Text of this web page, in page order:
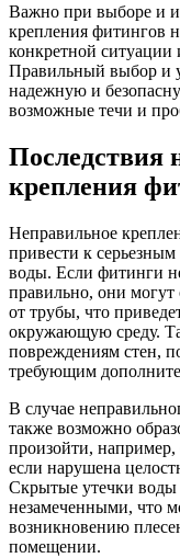
Важно при выборе и
крепления фитингов
конкретной ситуации
Правильный выбор и
надежную и
возможные течи и
Последствия
крепления
Неправильное
привести к
воды. Если фитинги
правильно, они могут
от трубы, что
окружающую среду.
повреждениям стен,
требующим
В случае
также возможно
произойти,
если нарушена
Скрытые утечки воды
незамеченными, что
возникновению
помещении.